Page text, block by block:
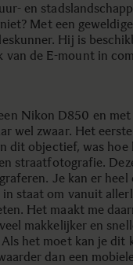
en
Met een
Hij is
van de E-mount in
Nikon D850 en
wel zwaar. Het
dit objectief, was
straatfotografie.
Je kan er heel
staat om vanuit
Het maakt me
makkelijker en
het moet kan je dit
dan een